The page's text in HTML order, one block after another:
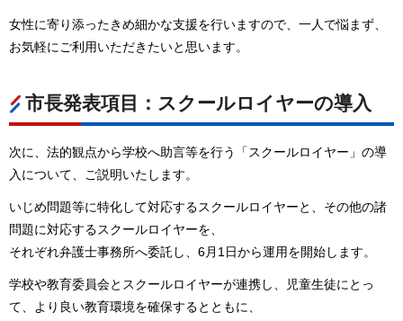
女性に寄り添ったきめ細かな支援を行いますので、一人で悩まず、
お気軽にご利用いただきたいと思います。
市長発表項目：スクールロイヤーの導入
次に、法的観点から学校へ助言等を行う「スクールロイヤー」の導
入について、ご説明いたします。
いじめ問題等に特化して対応するスクールロイヤーと、その他の諸
問題に対応するスクールロイヤーを、
それぞれ弁護士事務所へ委託し、6月1日から運用を開始します。
学校や教育委員会とスクールロイヤーが連携し、児童生徒にとっ
て、より良い教育環境を確保するとともに、